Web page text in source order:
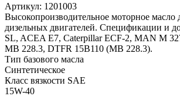
Артикул: 1201003
Высокопроизводительное моторное
дизельных двигателей. Спецификации и
SL, ACEA E7, Caterpillar ECF-2, MAN М
MB 228.3, DTFR 15B110 (МВ 228.3).
Тип базового масла
Синтетическое
Класс вязкости SAE
15W-40